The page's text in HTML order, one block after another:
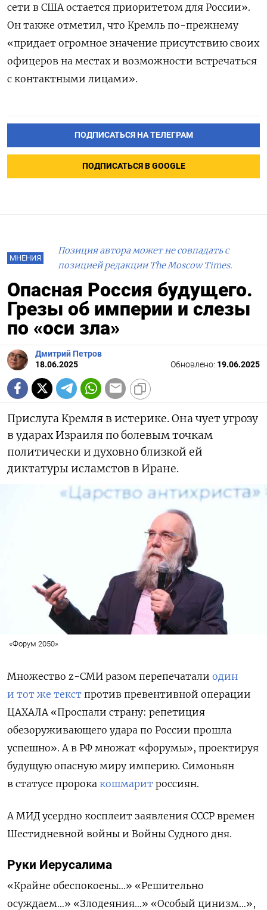
сети в США остается приоритетом для России».
Он также отметил, что Кремль по-прежнему
«придает огромное значение присутствию своих
офицеров на местах и возможности встречаться
с контактными лицами».
ПОДПИСАТЬСЯ НА ТЕЛЕГРАМ
ПОДПИСАТЬСЯ В GOOGLE
МНЕНИЯ
Позиция автора может не совпадать с
позицией редакции The Moscow Times.
Опасная Россия будущего.
Грезы об империи и слезы
по «оси зла»
Дмитрий Петров
18.06.2025
Обновлено: 19.06.2025
Прислуга Кремля в истерике. Она чует угрозу
в ударах Израиля по болевым точкам
политически и духовно близкой ей
диктатуры исламстов в Иране.
«Форум 2050»
Множество z-СМИ разом перепечатали один
и тот же текст против превентивной операции
ЦАХАЛА «Проспали страну: репетиция
обезоруживающего удара по России прошла
успешно». А в РФ множат «форумы», проектируя
будущую опасную миру империю. Симоньян
в статусе пророка кошмарит россиян.
А МИД усердно косплеит заявления СССР времен
Шестидневной войны и Войны Судного дня.
Руки Иерусалима
«Крайне обеспокоены…» «Решительно
осуждаем…» «Злодеяния…» «Особый цинизм…»,